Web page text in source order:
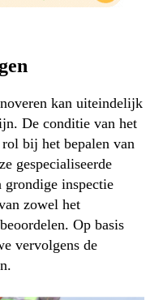
kan uiteindelijk
De conditie van het
bij het bepalen van
gespecialiseerde
grondige inspectie
zowel het
Op basis
vervolgens de